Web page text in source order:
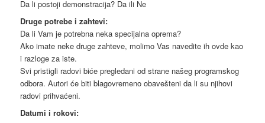
Da li postoji demonstracija? Da ili Ne
Druge potrebe i zahtevi:
Da li Vam je potrebna neka specijalna oprema?
Ako imate neke druge zahteve, molimo Vas navedite ih ovde kao
i razloge za iste.
Svi pristigli radovi biće pregledani od strane našeg programskog
odbora. Autori će biti blagovremeno obavešteni da li su njihovi
radovi prihvaćeni.
Datumi i rokovi: